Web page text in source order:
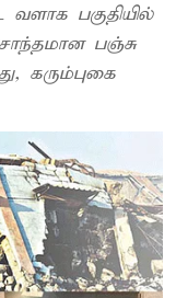
வளாக பகுதியில்
பஞ்சு
கரும்புகை